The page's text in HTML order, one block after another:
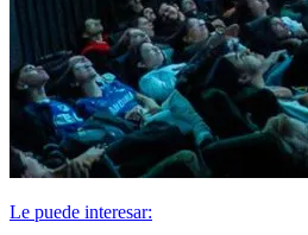
Le puede interesar: